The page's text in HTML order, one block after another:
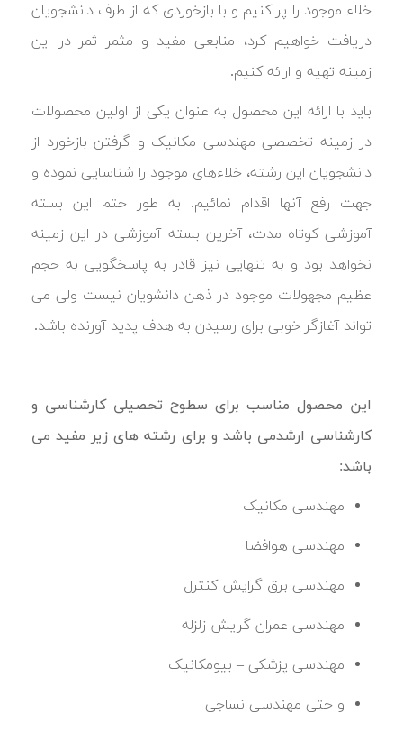
خلاء موجود را پر کنیم و با بازخوردی که از طرف دانشجویان
دریافت خواهیم کرد، منابعی مفید و مثمر ثمر در این
زمینه تهیه و ارائه کنیم.
باید با ارائه این محصول به عنوان یکی از اولین محصولات
در زمینه تخصصی مهندسی مکانیک و گرفتن بازخورد از
دانشجویان این رشته، خلاءهای موجود را شناسایی نموده و
جهت رفع آنها اقدام نمائیم. به طور حتم این بسته
آموزشی کوتاه مدت، آخرین بسته آموزشی در این زمینه
نخواهد بود و به تنهایی نیز قادر به پاسخگویی به حجم
عظیم مجهولات موجود در ذهن دانشویان نیست ولی می
تواند آغازگر خوبی برای رسیدن به هدف پدید آورنده باشد.
این محصول مناسب برای سطوح تحصیلی کارشناسی و
کارشناسی ارشدمی باشد و برای رشته های زیر مفید می
باشد:
مهندسی مکانیک
مهندسی هوافضا
مهندسی برق گرایش کنترل
مهندسی عمران گرایش زلزله
مهندسی پزشکی – بیومکانیک
و حتی مهندسی نساجی